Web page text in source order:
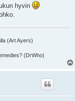
hyvin
(Art Ayers)
(DrWho)